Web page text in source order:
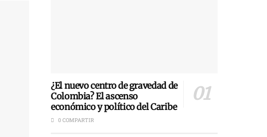
¿El nuevo centro de gravedad de
Colombia? El ascenso
económico y político del Caribe
0 COMPARTIR